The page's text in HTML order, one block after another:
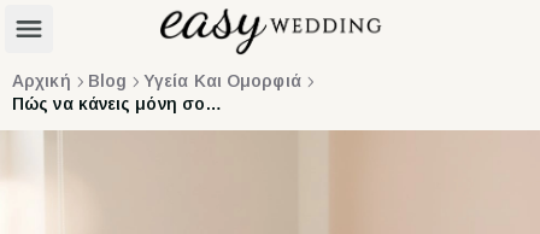
Αρχική Blog
Υγεία Και Ομορφιά
Πώς να κάνεις μόνη σου το νυφικό μακιγιάζ και να δείχνει επαγγελματικό